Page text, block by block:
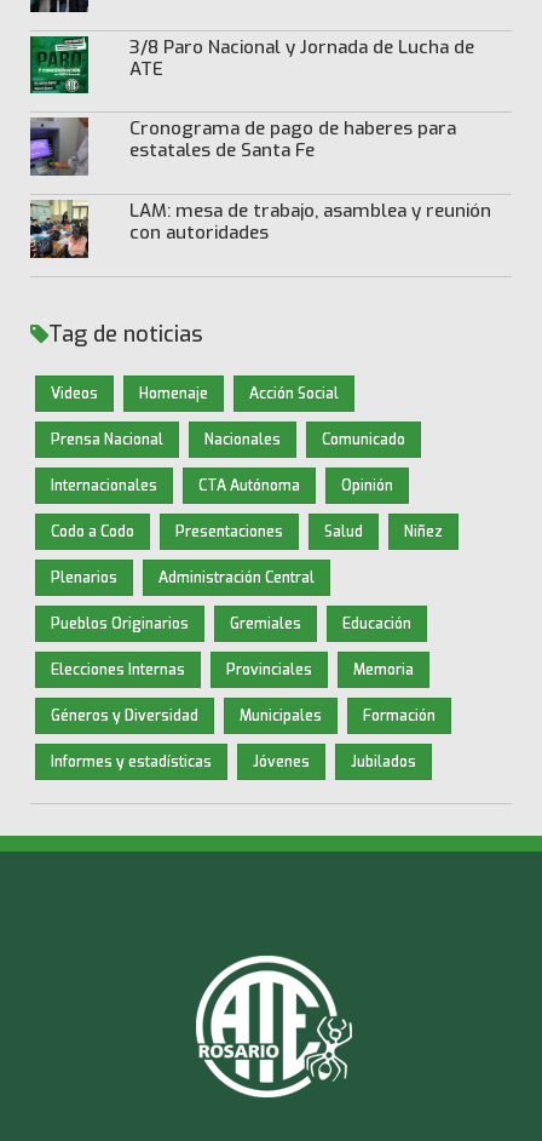
3/8 Paro Nacional y Jornada de Lucha de
ATE
Cronograma de pago de haberes para
estatales de Santa Fe
LAM: mesa de trabajo, asamblea y reunión
con autoridades
Tag de noticias
Videos Homenaje Acción Social
Prensa Nacional Nacionales Comunicado
Internacionales CTA Autónoma Opinión
Codo a Codo Presentaciones Salud Niñez
Plenarios Administración Central
Pueblos Originarios Gremiales Educación
Elecciones Internas Provinciales Memoria
Géneros y Diversidad Municipales Formación
Informes y estadísticas Jóvenes Jubilados